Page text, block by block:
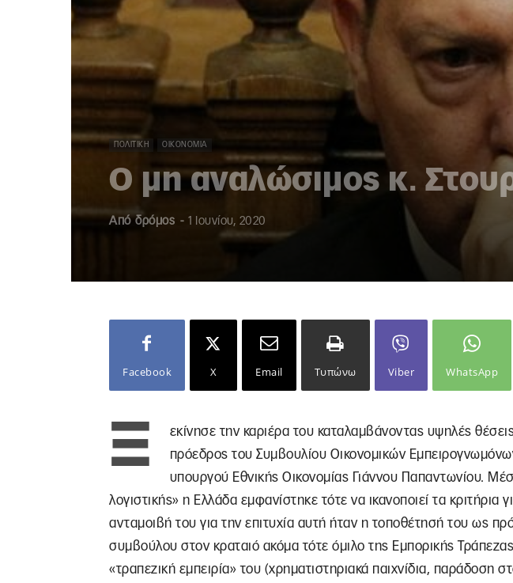
ΠΟΛΙΤΙΚΉ ΟΙΚΟΝΟΜΊΑ
Ο μη αναλώσιμος κ.
Από δρόμος - 1 Ιουνίου, 2020
Facebook X Email Τυπώνω Viber WhatsApp
Ξ
εκίνησε την καριέρα του καταλαμβάνοντας υψηλές
πρόεδρος του Συμβουλίου Οικονομικών
υπουργού Εθνικής Οικονομίας Γιάννου Παπαντωνίου.
λογιστικής» η Ελλάδα εμφανίστηκε τότε να ικανοποιεί τα κριτήρια
ανταμοιβή του για την επιτυχία αυτή ήταν η τοποθέτησή του ως
συμβούλου στον κραταιό ακόμα τότε όμιλο της Εμπορικής
«τραπεζική εμπειρία» του (χρηματιστηριακά παιχνίδια, παράδοση